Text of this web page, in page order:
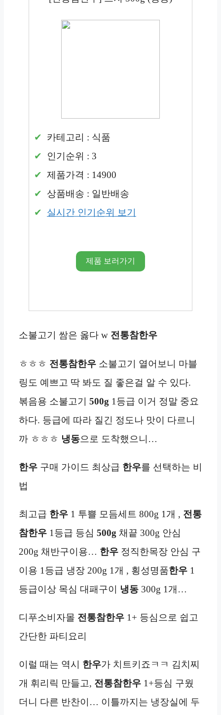
카테고리 : 식품
인기순위 : 3
제품가격 : 14900
상품배송 : 일반배송
실시간 인기순위 보기
제품 보러가기
소불고기 쌈은 옳다 w 전통참한우
ㅎㅎㅎ 전통참한우 소불고기 열어보니 마블
링도 예쁘고 딱 봐도 질 좋은걸 알 수 있다.
볶음용 소불고기 500g 1등급 이거 정말 중요
하다. 등급에 따라 질긴 정도나 맛이 다르니
까 ㅎㅎㅎ 냉동으로 도착했으니…
한우 구매 가이드 최상급 한우를 선택하는 비
법
최고급 한우 1 투쁠 모듬세트 800g 1개 , 전통
참한우 1등급 등심 500g 채끝 300g 안심
200g 채반구이용… 한우 정직한목장 안심 구
이용 1등급 냉장 200g 1개 , 횡성명품한우 1
등급이상 목심 대패구이 냉동 300g 1개…
디푸소비자몰 전통참한우 1+ 등심으로 쉽고
간단한 파티요리
이럴 때는 역시 한우가 치트키죠ㅋㅋ 김치찌
개 휘리릭 만들고, 전통참한우 1+등심 구웠
더니 다른 반찬이… 이틀까지는 냉장실에 두